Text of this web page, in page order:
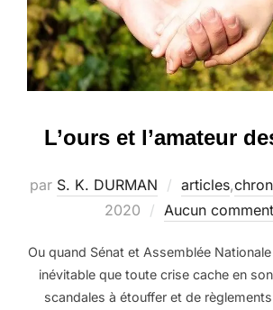
L’ours et l’amateur
par S. K. DURMAN articles,
2020
Aucun
Ou quand Sénat et Assemblée
inévitable que toute crise cache en
scandales à étouffer et de